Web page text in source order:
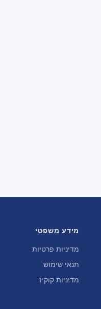
מידע משפטי
מדיניות פרטיות
תנאי שימוש
מדיניות קוקיז